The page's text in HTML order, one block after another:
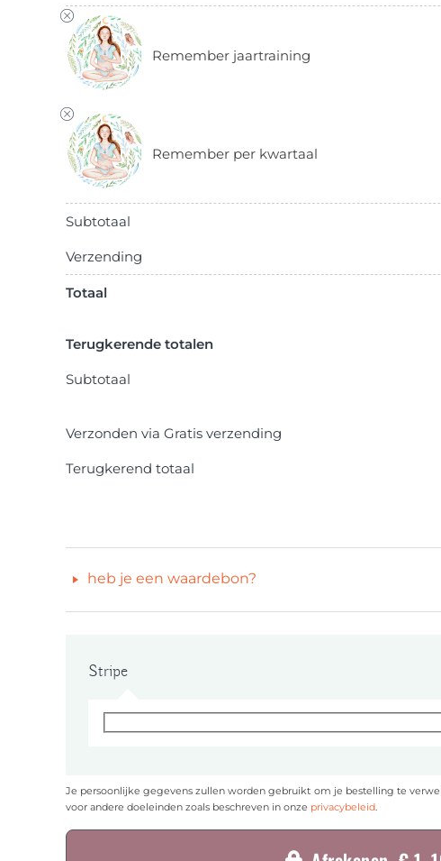
Remember jaartraining
Remember per kwartaal
Subtotaal
Verzending
Totaal
Terugkerende totalen
Subtotaal
Verzonden via Gratis verzending
Terugkerend totaal
heb je een waardebon?
Stripe
Je persoonlijke gegevens zullen worden gebruikt om je bestelling te
voor andere doeleinden zoals beschreven in onze privacybeleid.